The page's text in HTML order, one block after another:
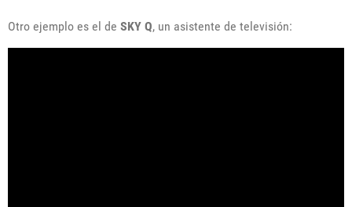
Otro ejemplo es el de SKY Q, un asistente de televisión: